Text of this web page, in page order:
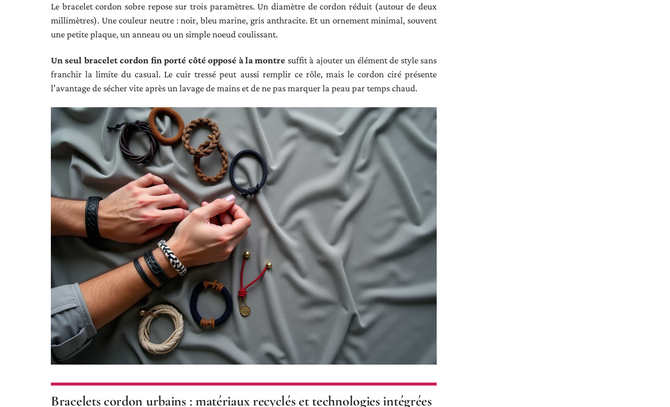
Le bracelet cordon sobre repose sur trois paramètres. Un diamètre de cordon réduit (autour de deux
millimètres). Une couleur neutre : noir, bleu marine, gris anthracite. Et un ornement minimal, souvent
une petite plaque, un anneau ou un simple noeud coulissant.
Un seul bracelet cordon fin porté côté opposé à la montre suffit à ajouter un élément de style sans
franchir la limite du casual. Le cuir tressé peut aussi remplir ce rôle, mais le cordon ciré présente
l’avantage de sécher vite après un lavage de mains et de ne pas marquer la peau par temps chaud.
Bracelets cordon urbains : matériaux recyclés et technologies intégrées